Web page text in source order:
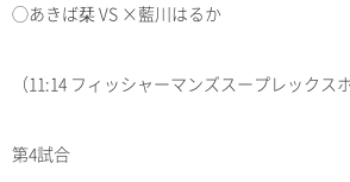
◯あきば栞 VS ×藍川はるか
（11:14 フィッシャーマンズスープレックス
第4試合